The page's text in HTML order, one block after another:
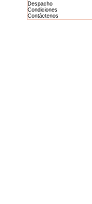
Despacho
Condiciones
Contáctenos